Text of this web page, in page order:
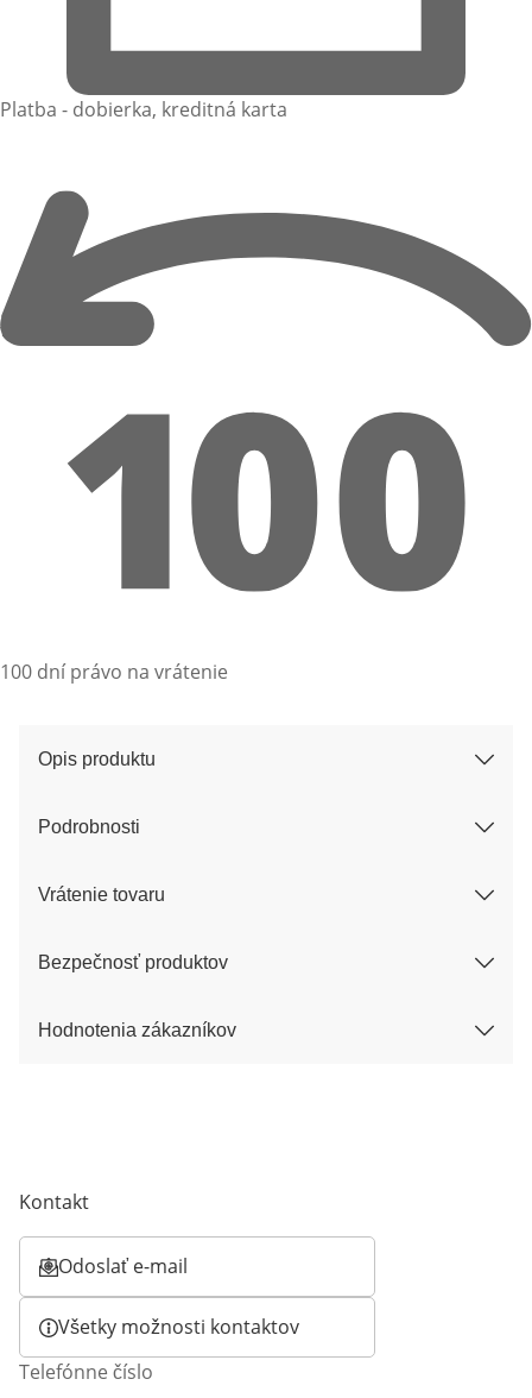
Platba - dobierka, kreditná karta
100 dní právo na vrátenie
Opis produktu
Podrobnosti
Vrátenie tovaru
Bezpečnosť produktov
Hodnotenia zákazníkov
Kontakt
Odoslať e-mail
Otvorí e-mailového klienta
Všetky možnosti kontaktov
Telefónne číslo